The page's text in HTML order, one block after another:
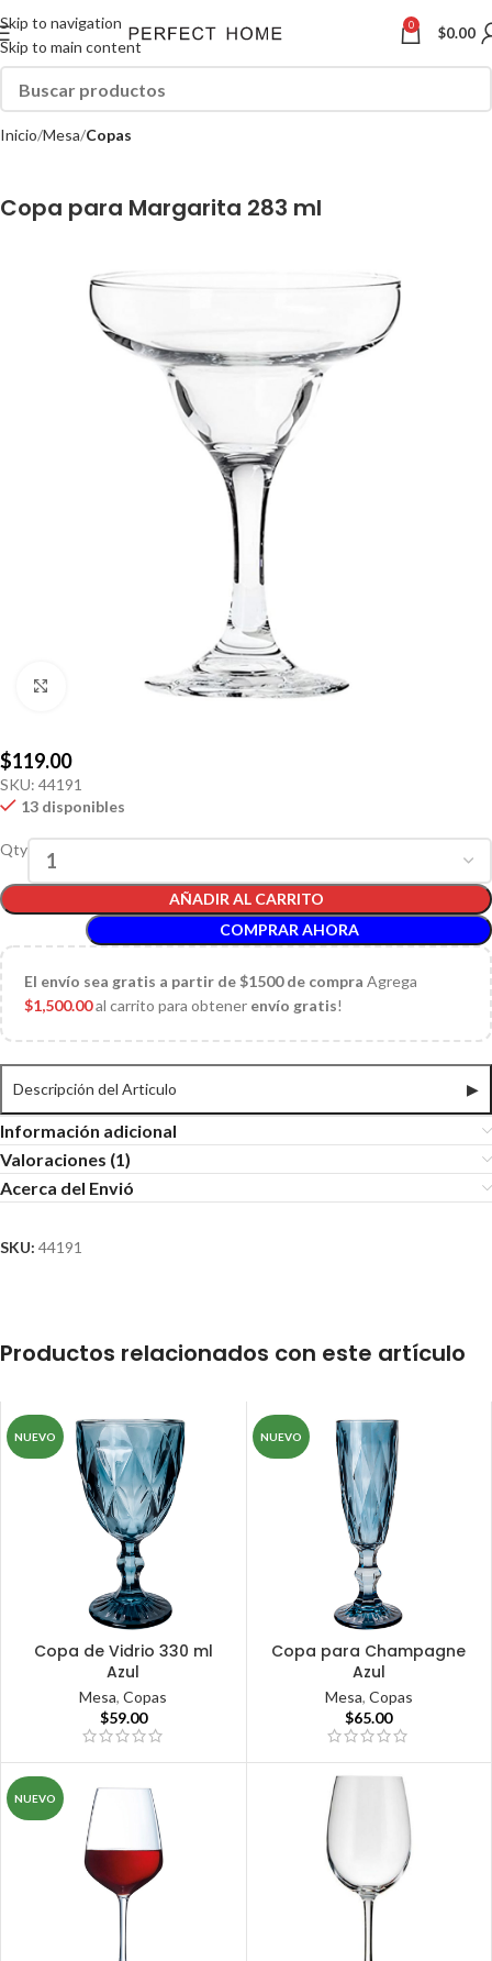
Skip to navigation
Skip to main content
0 $0.00
Inicio Mesa Copas
Copa para Margarita 283 ml
Click to enlarge
$119.00
SKU: 44191
13 disponibles
Qty
AÑADIR AL CARRITO
COMPRAR AHORA
El envío sea gratis a partir de $1500 de compra Agrega
$1,500.00al carrito para obtener envío gratis!
Descripción del Articulo ▶
Información adicional
Valoraciones (1)
Acerca del Envió
SKU: 44191
Productos relacionados con este artículo
NUEVO
Copa de Vidrio 330 ml
Azul
Mesa,Copas
$59.00
NUEVO
Copa para Champagne
Azul
Mesa, Copas
$65.00
NUEVO